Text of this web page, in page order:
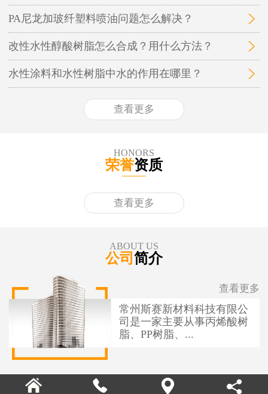
PA尼龙加玻纤塑料喷油问题怎么解决？
改性水性醇酸树脂怎么合成？用什么方法？
水性涂料和水性树脂中水的作用在哪里？
查看更多
HONORS
荣誉资质
查看更多
ABOUT US
公司 简介
常州斯赛新材料科技有限公
司是一家主要从事丙烯酸树
脂、PP树脂、...
查看更多